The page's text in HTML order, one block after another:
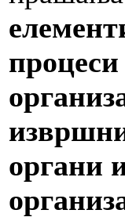
органи